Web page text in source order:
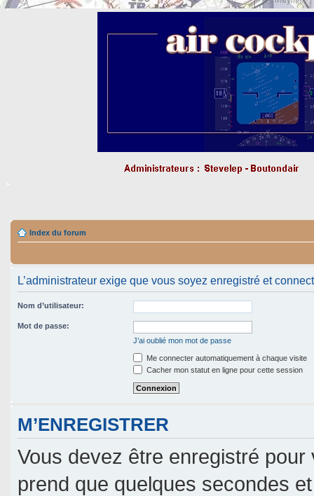
Index du forum
L’administrateur exige que vous soyez enregistré et
Nom d’utilisateur:
Mot de passe:
J’ai oublié mon mot de passe
Me connecter automatiquement à chaque visite
Cacher mon statut en ligne pour cette session
M’ENREGISTRER
Vous devez être enregistré pour
prend que quelques secondes